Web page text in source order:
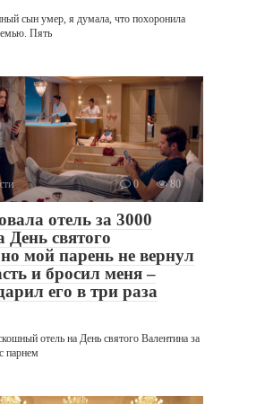
сын умер, я думала, что похоронила
Пять
0 80
отель за 3000
День святого
мой парень не вернул
и бросил меня –
его в три раза
отель на День святого Валентина за
парнем